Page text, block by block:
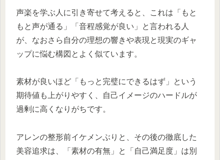
声楽を学ぶ人に引き寄せて考えると、これは「もと
もと声が通る」「音程感覚が良い」と言われる人
が、なおさら自分の理想の響きや表現と現実のギャ
ップに悩む構図とよく似ています。
素材が良いほど「もっと完璧にできるはず」という
期待値も上がりやすく、自己イメージのハードルが
過剰に高くなりがちです。
アレンの整形前イケメンぶりと、その後の徹底した
美容追求は、「素材の有無」と「自己満足度」は別